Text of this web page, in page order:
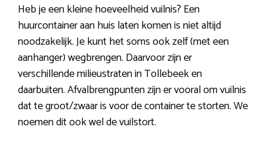
Heb je een kleine hoeveelheid vuilnis? Een
huurcontainer aan huis laten komen is niet altijd
noodzakelijk. Je kunt het soms ook zelf (met een
aanhanger) wegbrengen. Daarvoor zijn er
verschillende milieustraten in Tollebeek en
daarbuiten. Afvalbrengpunten zijn er vooral om vuilnis
dat te groot/zwaar is voor de container te storten. We
noemen dit ook wel de vuilstort.